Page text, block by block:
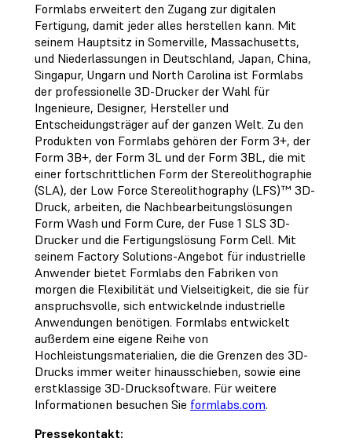
Formlabs erweitert den Zugang zur digitalen
Fertigung, damit jeder alles herstellen kann. Mit
seinem Hauptsitz in Somerville, Massachusetts,
und Niederlassungen in Deutschland, Japan, China,
Singapur, Ungarn und North Carolina ist Formlabs
der professionelle 3D-Drucker der Wahl für
Ingenieure, Designer, Hersteller und
Entscheidungsträger auf der ganzen Welt. Zu den
Produkten von Formlabs gehören der Form 3+, der
Form 3B+, der Form 3L und der Form 3BL, die mit
einer fortschrittlichen Form der Stereolithographie
(SLA), der Low Force Stereolithography (LFS)™ 3D-
Druck, arbeiten, die Nachbearbeitungslösungen
Form Wash und Form Cure, der Fuse 1 SLS 3D-
Drucker und die Fertigungslösung Form Cell. Mit
seinem Factory Solutions-Angebot für industrielle
Anwender bietet Formlabs den Fabriken von
morgen die Flexibilität und Vielseitigkeit, die sie für
anspruchsvolle, sich entwickelnde industrielle
Anwendungen benötigen. Formlabs entwickelt
außerdem eine eigene Reihe von
Hochleistungsmaterialien, die die Grenzen des 3D-
Drucks immer weiter hinausschieben, sowie eine
erstklassige 3D-Drucksoftware. Für weitere
Informationen besuchen Sie formlabs.com.
Pressekontakt: